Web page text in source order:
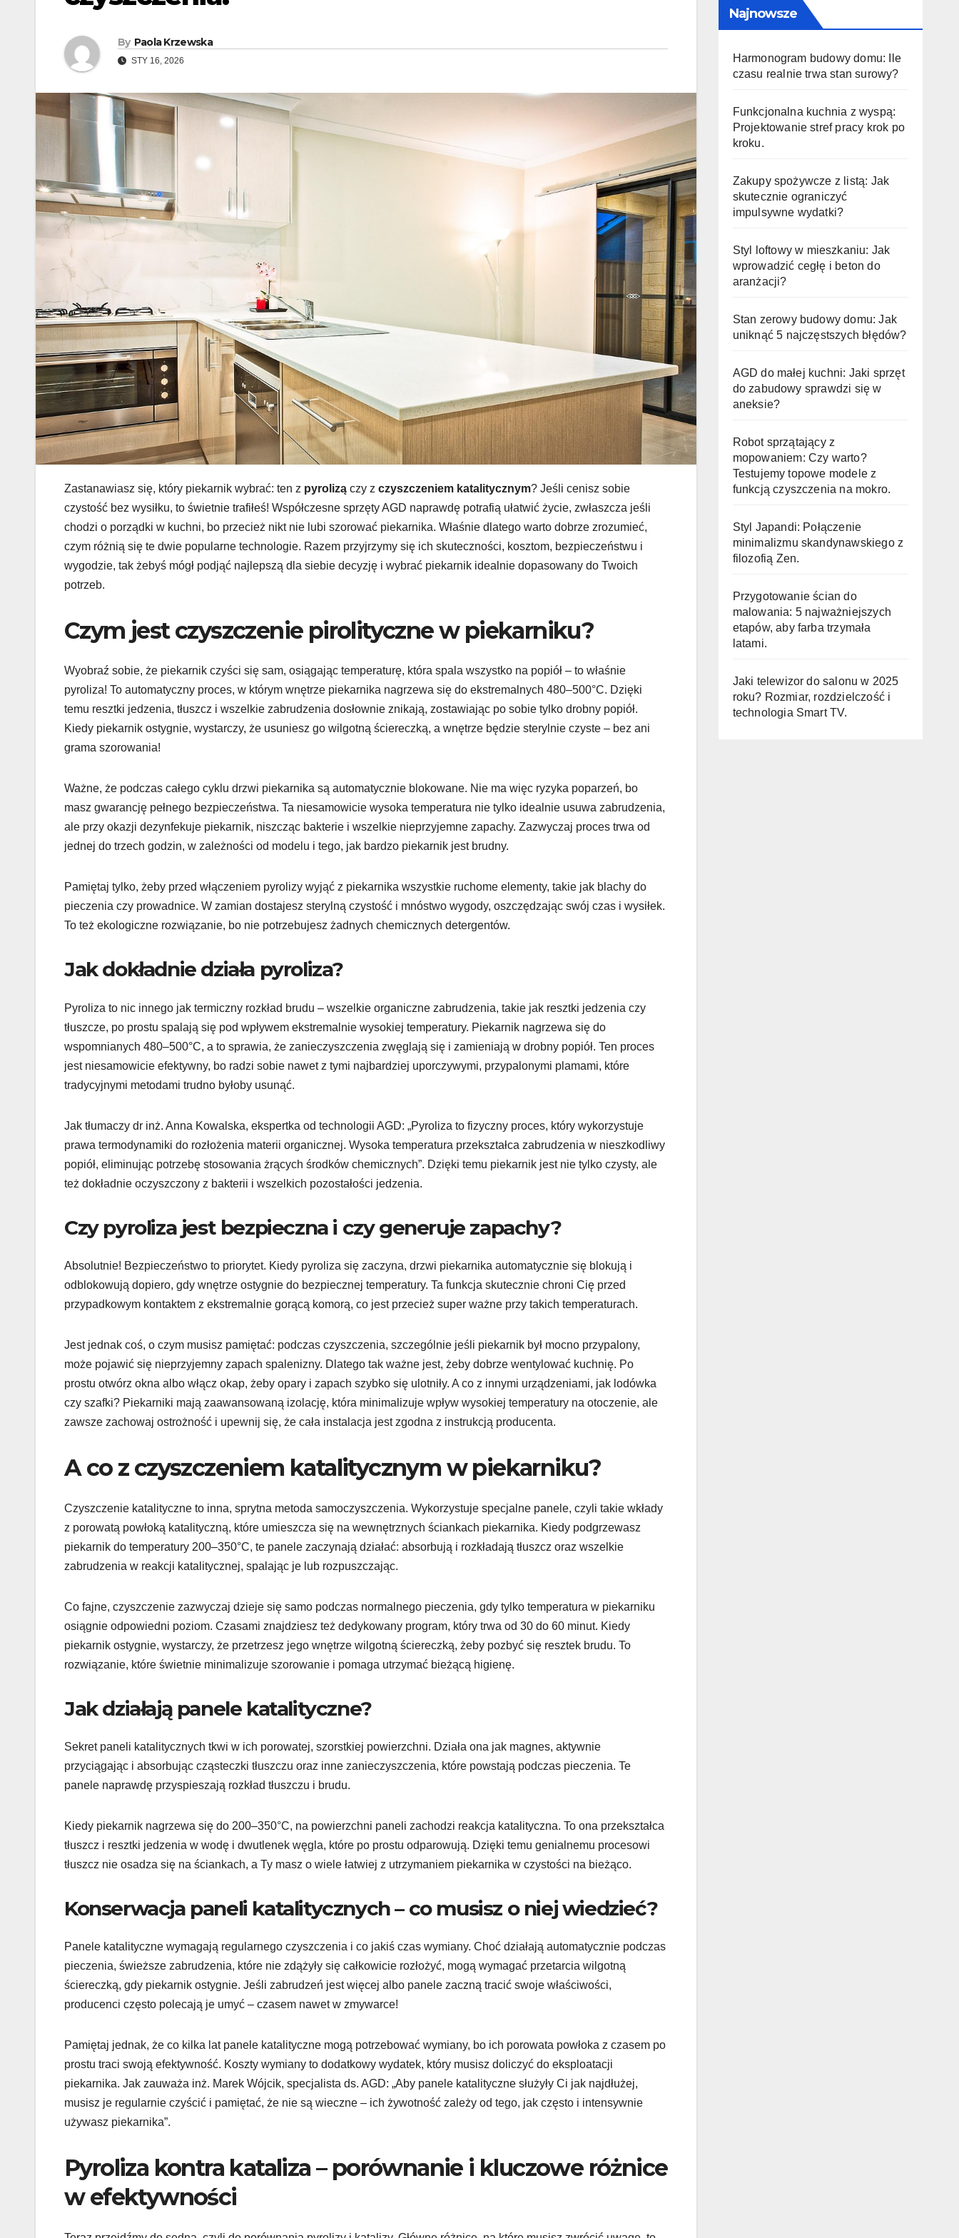
By Paola Krzewska
STY 16, 2026
Zastanawiasz się, który piekarnik wybrać: ten z pyrolizą czy z czyszczeniem katalitycznym? Jeśli cenisz sobie
czystość bez wysiłku, to świetnie trafiłeś! Współczesne sprzęty AGD naprawdę potrafią ułatwić życie, zwłaszcza jeśli
chodzi o porządki w kuchni, bo przecież nikt nie lubi szorować piekarnika. Właśnie dlatego warto dobrze zrozumieć,
czym różnią się te dwie popularne technologie. Razem przyjrzymy się ich skuteczności, kosztom, bezpieczeństwu i
wygodzie, tak żebyś mógł podjąć najlepszą dla siebie decyzję i wybrać piekarnik idealnie dopasowany do Twoich
potrzeb.
Czym jest czyszczenie pirolityczne w piekarniku?
Wyobraź sobie, że piekarnik czyści się sam, osiągając temperaturę, która spala wszystko na popiół – to właśnie
pyroliza! To automatyczny proces, w którym wnętrze piekarnika nagrzewa się do ekstremalnych 480–500°C. Dzięki
temu resztki jedzenia, tłuszcz i wszelkie zabrudzenia dosłownie znikają, zostawiając po sobie tylko drobny popiół.
Kiedy piekarnik ostygnie, wystarczy, że usuniesz go wilgotną ściereczką, a wnętrze będzie sterylnie czyste – bez ani
grama szorowania!
Ważne, że podczas całego cyklu drzwi piekarnika są automatycznie blokowane. Nie ma więc ryzyka poparzeń, bo
masz gwarancję pełnego bezpieczeństwa. Ta niesamowicie wysoka temperatura nie tylko idealnie usuwa zabrudzenia,
ale przy okazji dezynfekuje piekarnik, niszcząc bakterie i wszelkie nieprzyjemne zapachy. Zazwyczaj proces trwa od
jednej do trzech godzin, w zależności od modelu i tego, jak bardzo piekarnik jest brudny.
Pamiętaj tylko, żeby przed włączeniem pyrolizy wyjąć z piekarnika wszystkie ruchome elementy, takie jak blachy do
pieczenia czy prowadnice. W zamian dostajesz sterylną czystość i mnóstwo wygody, oszczędzając swój czas i wysiłek.
To też ekologiczne rozwiązanie, bo nie potrzebujesz żadnych chemicznych detergentów.
Jak dokładnie działa pyroliza?
Pyroliza to nic innego jak termiczny rozkład brudu – wszelkie organiczne zabrudzenia, takie jak resztki jedzenia czy
tłuszcze, po prostu spalają się pod wpływem ekstremalnie wysokiej temperatury. Piekarnik nagrzewa się do
wspomnianych 480–500°C, a to sprawia, że zanieczyszczenia zwęglają się i zamieniają w drobny popiół. Ten proces
jest niesamowicie efektywny, bo radzi sobie nawet z tymi najbardziej uporczywymi, przypalonymi plamami, które
tradycyjnymi metodami trudno byłoby usunąć.
Jak tłumaczy dr inż. Anna Kowalska, ekspertka od technologii AGD: „Pyroliza to fizyczny proces, który wykorzystuje
prawa termodynamiki do rozłożenia materii organicznej. Wysoka temperatura przekształca zabrudzenia w nieszkodliwy
popiół, eliminując potrzebę stosowania żrących środków chemicznych”. Dzięki temu piekarnik jest nie tylko czysty, ale
też dokładnie oczyszczony z bakterii i wszelkich pozostałości jedzenia.
Czy pyroliza jest bezpieczna i czy generuje zapachy?
Absolutnie! Bezpieczeństwo to priorytet. Kiedy pyroliza się zaczyna, drzwi piekarnika automatycznie się blokują i
odblokowują dopiero, gdy wnętrze ostygnie do bezpiecznej temperatury. Ta funkcja skutecznie chroni Cię przed
przypadkowym kontaktem z ekstremalnie gorącą komorą, co jest przecież super ważne przy takich temperaturach.
Jest jednak coś, o czym musisz pamiętać: podczas czyszczenia, szczególnie jeśli piekarnik był mocno przypalony,
może pojawić się nieprzyjemny zapach spalenizny. Dlatego tak ważne jest, żeby dobrze wentylować kuchnię. Po
prostu otwórz okna albo włącz okap, żeby opary i zapach szybko się ulotniły. A co z innymi urządzeniami, jak lodówka
czy szafki? Piekarniki mają zaawansowaną izolację, która minimalizuje wpływ wysokiej temperatury na otoczenie, ale
zawsze zachowaj ostrożność i upewnij się, że cała instalacja jest zgodna z instrukcją producenta.
A co z czyszczeniem katalitycznym w piekarniku?
Czyszczenie katalityczne to inna, sprytna metoda samoczyszczenia. Wykorzystuje specjalne panele, czyli takie wkłady
z porowatą powłoką katalityczną, które umieszcza się na wewnętrznych ściankach piekarnika. Kiedy podgrzewasz
piekarnik do temperatury 200–350°C, te panele zaczynają działać: absorbują i rozkładają tłuszcz oraz wszelkie
zabrudzenia w reakcji katalitycznej, spalając je lub rozpuszczając.
Co fajne, czyszczenie zazwyczaj dzieje się samo podczas normalnego pieczenia, gdy tylko temperatura w piekarniku
osiągnie odpowiedni poziom. Czasami znajdziesz też dedykowany program, który trwa od 30 do 60 minut. Kiedy
piekarnik ostygnie, wystarczy, że przetrzesz jego wnętrze wilgotną ściereczką, żeby pozbyć się resztek brudu. To
rozwiązanie, które świetnie minimalizuje szorowanie i pomaga utrzymać bieżącą higienę.
Jak działają panele katalityczne?
Sekret paneli katalitycznych tkwi w ich porowatej, szorstkiej powierzchni. Działa ona jak magnes, aktywnie
przyciągając i absorbując cząsteczki tłuszczu oraz inne zanieczyszczenia, które powstają podczas pieczenia. Te
panele naprawdę przyspieszają rozkład tłuszczu i brudu.
Kiedy piekarnik nagrzewa się do 200–350°C, na powierzchni paneli zachodzi reakcja katalityczna. To ona przekształca
tłuszcz i resztki jedzenia w wodę i dwutlenek węgla, które po prostu odparowują. Dzięki temu genialnemu procesowi
tłuszcz nie osadza się na ściankach, a Ty masz o wiele łatwiej z utrzymaniem piekarnika w czystości na bieżąco.
Konserwacja paneli katalitycznych – co musisz o niej wiedzieć?
Panele katalityczne wymagają regularnego czyszczenia i co jakiś czas wymiany. Choć działają automatycznie podczas
pieczenia, świeższe zabrudzenia, które nie zdążyły się całkowicie rozłożyć, mogą wymagać przetarcia wilgotną
ściereczką, gdy piekarnik ostygnie. Jeśli zabrudzeń jest więcej albo panele zaczną tracić swoje właściwości,
producenci często polecają je umyć – czasem nawet w zmywarce!
Pamiętaj jednak, że co kilka lat panele katalityczne mogą potrzebować wymiany, bo ich porowata powłoka z czasem po
prostu traci swoją efektywność. Koszty wymiany to dodatkowy wydatek, który musisz doliczyć do eksploatacji
piekarnika. Jak zauważa inż. Marek Wójcik, specjalista ds. AGD: „Aby panele katalityczne służyły Ci jak najdłużej,
musisz je regularnie czyścić i pamiętać, że nie są wieczne – ich żywotność zależy od tego, jak często i intensywnie
używasz piekarnika”.
Pyroliza kontra kataliza – porównanie i kluczowe różnice
w efektywności
Najnowsze
Harmonogram budowy domu: Ile
czasu realnie trwa stan surowy?
Funkcjonalna kuchnia z wyspą:
Projektowanie stref pracy krok po
kroku.
Zakupy spożywcze z listą: Jak
skutecznie ograniczyć
impulsywne wydatki?
Styl loftowy w mieszkaniu: Jak
wprowadzić cegłę i beton do
aranżacji?
Stan zerowy budowy domu: Jak
uniknąć 5 najczęstszych błędów?
AGD do małej kuchni: Jaki sprzęt
do zabudowy sprawdzi się w
aneksie?
Robot sprzątający z
mopowaniem: Czy warto?
Testujemy topowe modele z
funkcją czyszczenia na mokro.
Styl Japandi: Połączenie
minimalizmu skandynawskiego z
filozofią Zen.
Przygotowanie ścian do
malowania: 5 najważniejszych
etapów, aby farba trzymała
latami.
Jaki telewizor do salonu w 2025
roku? Rozmiar, rozdzielczość i
technologia Smart TV.